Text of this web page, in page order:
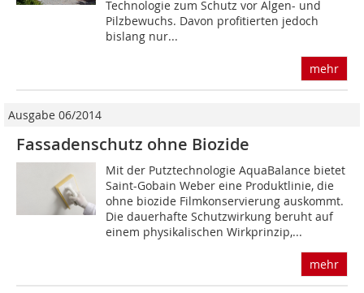
Technologie zum Schutz vor Algen- und
Pilzbewuchs. Davon profitierten jedoch
bislang nur...
mehr
Ausgabe 06/2014
Fassadenschutz ohne Biozide
Mit der Putztechnologie AquaBalance bietet
Saint-Gobain Weber eine Produktlinie, die
ohne biozide Filmkonservierung auskommt.
Die dauerhafte Schutzwirkung beruht auf
einem physikalischen Wirkprinzip,...
mehr